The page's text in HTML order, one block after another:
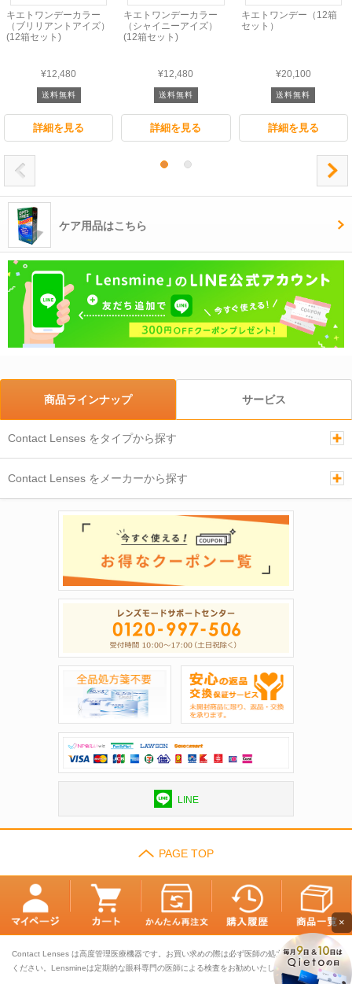
キエトワンデーカラー
（ブリリアントアイズ）
(12箱セット)
¥12,480
送料無料
詳細を見る
キエトワンデーカラー
（シャイニーアイズ）
(12箱セット)
¥12,480
送料無料
詳細を見る
キエトワンデー（12箱
セット）
¥20,100
送料無料
詳細を見る
ケア用品はこちら
商品ラインナップ
Contact Lenses をタイプから探す
Contact Lenses をメーカーから探す
サービス
LINE
PAGE TOP
Contact Lenses は高度管理医療機器です。お買い求めの際は必ず医師の処方に基づきお選び
ください。Lensmineは定期的な眼科専門の医師による検査をお勧めいたします。
×